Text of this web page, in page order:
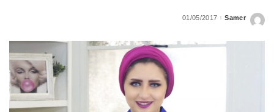
Posted
Samer
01/05/2017